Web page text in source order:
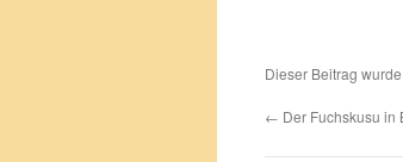
Dieser Beitrag
← Der Fuchskusu in